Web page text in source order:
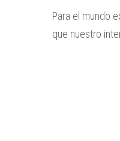
Para el mundo
que nuestro